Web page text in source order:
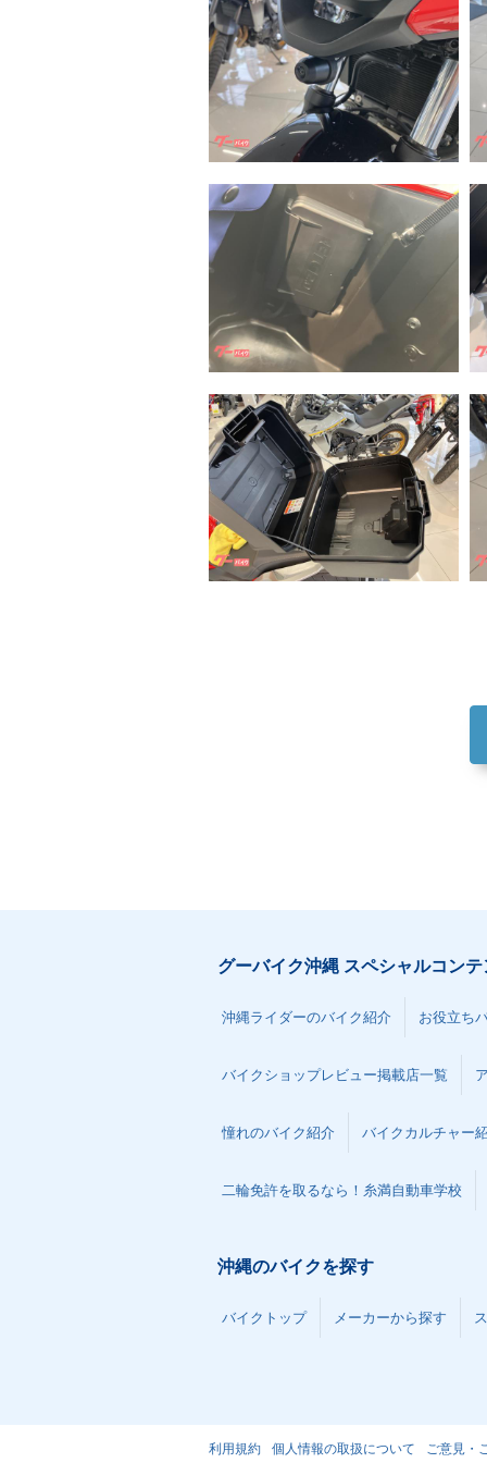
グーバイク沖縄 スペシャルコンテ
沖縄ライダーのバイク紹介 お役立ち
バイクショップレビュー掲載店一覧
憧れのバイク紹介 バイクカルチャー
二輪免許を取るなら！糸満自動車学校
沖縄のバイクを探す
バイクトップ メーカーから探す
利用規約 個人情報の取扱について ご意見・